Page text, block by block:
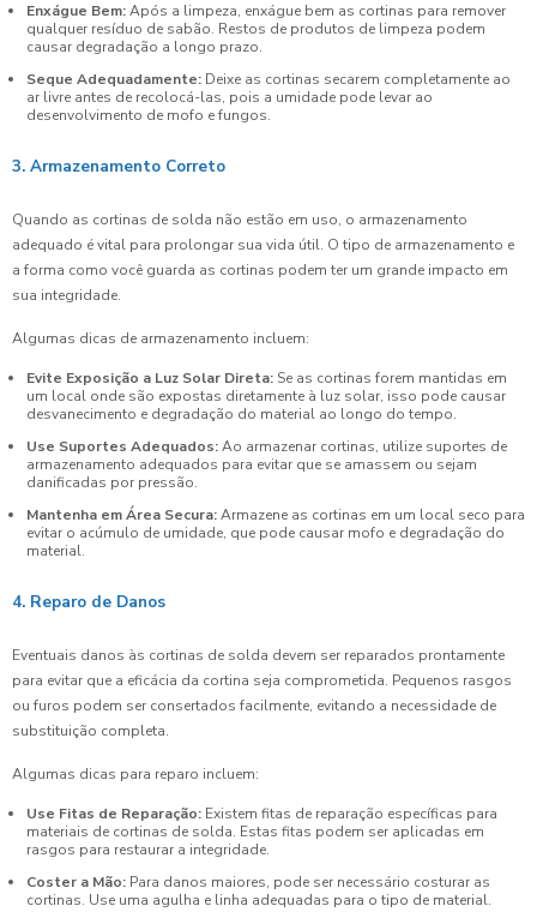
Enxágue Bem:Após a limpeza, enxágue bem as cortinas para remover
qualquer resíduo de sabão. Restos de produtos de limpeza podem
causar degradação a longo prazo.
Seque Adequadamente: Deixe as cortinas secarem completamente ao
ar livre antes de recolocá-las, pois a umidade pode levar ao
desenvolvimento de mofo e fungos.
3. Armazenamento Correto
Quando as cortinas de solda não estão em uso, o armazenamento
adequado é vital para prolongar sua vida útil. O tipo de armazenamento e
a forma como você guarda as cortinas podem ter um grande impacto em
sua integridade.
Algumas dicas de armazenamento incluem:
Evite Exposição a Luz Solar Direta: Se as cortinas forem mantidas em
um local onde são expostas diretamente à luz solar, isso pode causar
desvanecimento e degradação do material ao longo do tempo.
Use Suportes Adequados:Ao armazenar cortinas, utilize suportes de
armazenamento adequados para evitar que se amassem ou sejam
danificadas por pressão.
Mantenha em Área Secura:Armazene as cortinas em um local seco para
evitar o acúmulo de umidade, que pode causar mofo e degradação do
material.
4. Reparo de Danos
Eventuais danos às cortinas de solda devem ser reparados prontamente
para evitar que a eficácia da cortina seja comprometida. Pequenos rasgos
ou furos podem ser consertados facilmente, evitando a necessidade de
substituição completa.
Algumas dicas para reparo incluem:
Use Fitas de Reparação: Existem fitas de reparação específicas para
materiais de cortinas de solda. Estas fitas podem ser aplicadas em
rasgos para restaurar a integridade.
Coster a Mão: Para danos maiores, pode ser necessário costurar as
cortinas. Use uma agulha e linha adequadas para o tipo de material.